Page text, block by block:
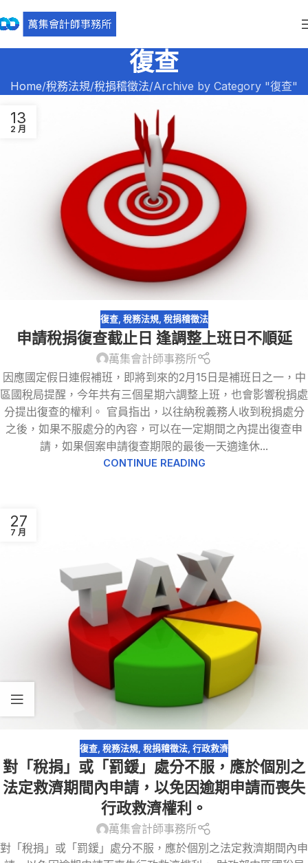
復查
Home 稅務法規 稅捐稽徵法 Archive by Category "復查"
13
2 月
復查, 稅務法規, 稅捐稽徵法
申請稅捐復查截止日 逢調整上班日不順延
萬集會計師事務所
因應國定假日連假補班，即將到來的2月15日是補班日之一，中
區國稅局提醒，今年共有三個星期六調整上班，也會影響稅捐處
分提出復查的權利。 官員指出，以往納稅義務人收到稅捐處分
之後，如果不服處分的內容，可以在一定期間之內提出復查申
請，如果個案申請復查期限的最後一天適逢休...
CONTINUE READING
27
7 月
復查 稅務法規 稅捐稽徵法 行政救濟
對「稅捐」或「罰鍰」處分不服，應於個別之
法定救濟期間內申請，以免因逾期申請而喪失
行政救濟權利。
萬集會計師事務所
對「稅捐」或「罰鍰」處分不服，應於個別之法定救濟期間內申